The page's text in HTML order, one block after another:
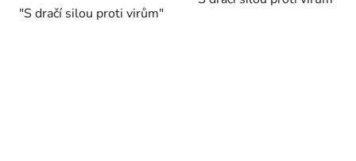
"S dračí silou proti virům"